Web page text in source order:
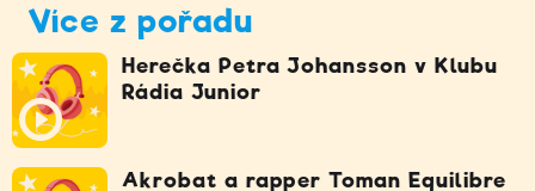
Více z pořadu
Herečka Petra Johansson v Klubu
Rádia Junior
Akrobat a rapper Toman Equilibre